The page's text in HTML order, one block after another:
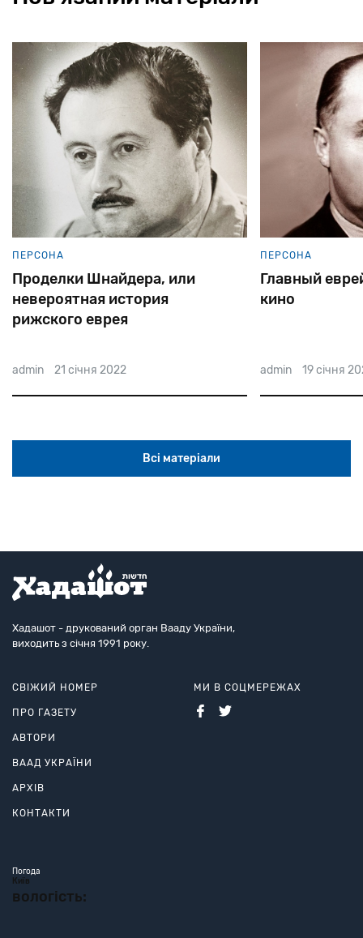
ПЕРСОНА
Главный еврей советского
кино
admin 19 січня 2022
ПЕРСОНА
Как
оказался
admin 21
Всі матеріали
Хадашот - друкований орган Вааду України,
виходить з січня 1991 року.
СВІЖИЙ НОМЕР
ПРО ГАЗЕТУ
АВТОРИ
ВААД УКРАЇНИ
АРХІВ
КОНТАКТИ
МИ В СОЦМЕРЕЖАХ
Погода
Київ
вологість: